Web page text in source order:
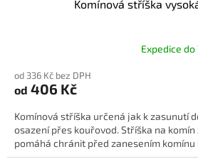
Komínová stříška
Expedice
od 336 Kč bez DPH
od 406 Kč
Komínová stříška určená jak k zasunutí
osazení přes kouřovod. Stříška na
pomáhá chránit před zanesením komínu